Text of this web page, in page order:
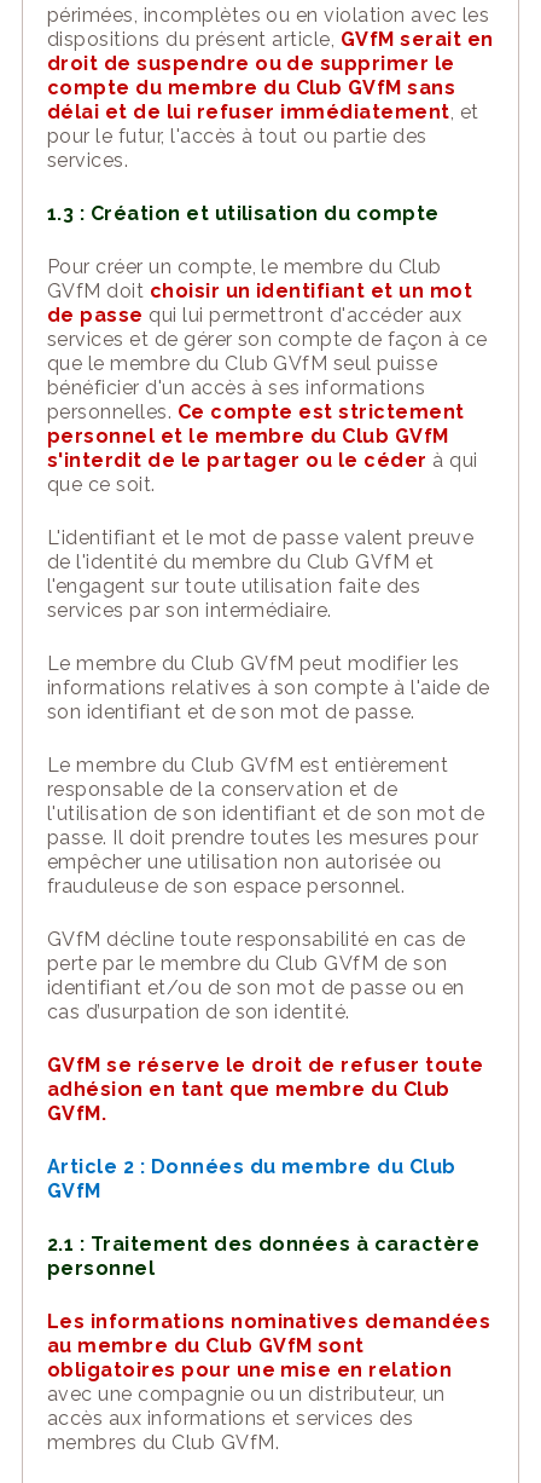
périmées, incomplètes ou en violation avec les
dispositions du présent article, GVfM serait en
droit de suspendre ou de supprimer le
compte du membre du Club GVfM sans
délai et de lui refuser immédiatement, et
pour le futur, l'accès à tout ou partie des
services.
1.3 : Création et utilisation du compte
Pour créer un compte, le membre du Club
GVfM doit choisir un identifiant et un mot
de passe qui luipermettront d'accéder aux
services et de gérer son compte de façon à ce
que lemembre du Club GVfM seul puisse
bénéficier d'un accès à ses informations
personnelles. Ce compte est strictement
personnel et le membre du Club GVfM
s'interdit de le partager ou le céder à qui
que ce soit.
L'identifiant et le mot de passe valent preuve
de l'identité dumembre du Club GVfM et
l'engagent sur toute utilisation faite des
services par son intermédiaire.
Lemembre du Club GVfM peut modifier les
informations relatives à son compte à l'aide de
son identifiant et de son mot de passe.
Lemembre du Club GVfM est entièrement
responsable de la conservation et de
l'utilisation de son identifiant et de son mot de
passe. Il doit prendre toutes les mesures pour
empêcher une utilisation non autorisée ou
frauduleuse de son espace personnel.
GVfM décline toute responsabilité en cas de
perte par le membre du Club GVfM de son
identifiant et/ou de son mot de passe ou en
cas d’usurpation de son identité.
GVfM se réserve le droit de refuser toute
adhésion en tant que membre du Club
GVfM.
Article 2 : Données du membre du Club
GVfM
2.1 : Traitement des données à caractère
personnel
Les informations nominatives demandées
au membre du Club GVfM sont
obligatoires pour une mise en relation
avec une compagnie ou un distributeur, un
accès aux informations et services des
membres du Club GVfM.